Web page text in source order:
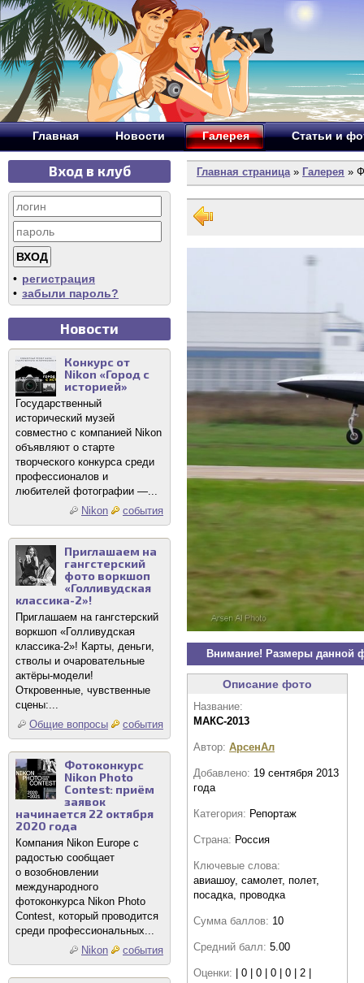
Главная Новости Галерея Статьи и
Вход в клуб
• регистрация
• забыли пароль?
Новости
Конкурс от
Nikon «Город с
историей»
Государственный
исторический музей
совместно с компанией Nikon
объявляют о старте
творческого конкурса среди
профессионалов и
любителей фотографии —...
Nikon
события
Приглашаем на
гангстерский
фото воркшоп
«Голливудская
классика-2»!
Приглашаем на гангстерский
воркшоп «Голливудская
классика-2»! Карты, деньги,
стволы и очаровательные
актёры-модели!
Откровенные, чувственные
сцены:...
Общие вопросы
события
Фотоконкурс
Nikon Photo
Contest: приём
заявок
начинается 22 октября
2020 года
Компания Nikon Europe с
радостью сообщает
о возобновлении
международного
фотоконкурса Nikon Photo
Contest, который проводится
среди профессиональных...
Nikon
события
Главная страница» Галерея »
Внимание! Размеры данной
Описание фото
Название:
МАКС-2013
Автор: АрсенАл
Добавлено: 19 сентября 2013
года
Категория: Репортаж
Страна: Россия
Ключевые слова:
авиашоу, самолет, полет,
посадка, проводка
Сумма баллов: 10
Средний балл: 5.00
Оценки: | 0 | 0 | 0 | 0 | 2 |